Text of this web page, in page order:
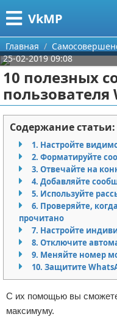
VkMP
Меню
Главная
Категории
Сельское хозяйство
Разное
Идеи бизнеса
Для руководителя
Промышленность
Международный
Продажи
Обзоры услуг
Поиск
О проекте
Контакты
Сотрудничество
Размещение рекламы
Для
Условия
Отказ от
Главная
25-02-2019 09:08
10 полезных
пользователя
Содержание статьи:
1. Настройте
2. Форматируйте
3. Отвечайте на
4. Добавляйте
5. Используйте
6. Проверяйте,
прочитано
7. Настройте
8. Отключите
9. Меняйте номер
10. Защитите
С их помощью вы
максимуму.